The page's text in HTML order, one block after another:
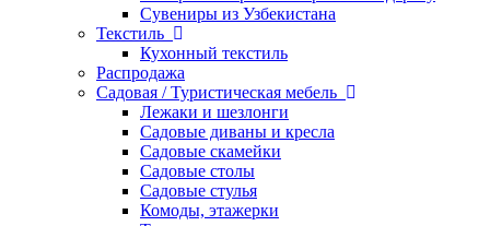
Сувениры из Узбекистана
Текстиль
Кухонный текстиль
Распродажа
Садовая / Туристическая мебель
Лежаки и шезлонги
Садовые диваны и кресла
Садовые скамейки
Садовые столы
Садовые стулья
Комоды, этажерки